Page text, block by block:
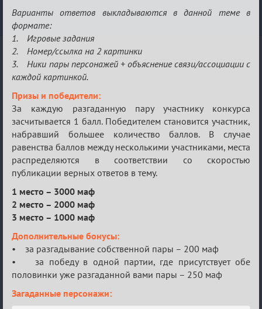
Варианты ответов выкладываются в данной теме в
формате:
1. Игровые задания
2. Номер/ссылка на 2 картинки
3. Ники пары персонажей + объяснение связи/ассоциации с
каждой картинкой.
Призы и победители:
За каждую разгаданную пару участнику конкурса
засчитывается 1 балл. Победителем становится участник,
набравший большее количество баллов. В случае
равенства баллов между несколькими участниками, места
распределяются в соответствии со скоростью
публикации верных ответов в тему.
1 место – 3000 маф
2 место – 2000 маф
3 место – 1000 маф
Дополнительные бонусы:
• за разгадывание собственной пары – 200 маф
• за победу в одной партии, где присутствует обе
половинки уже разгаданной вами пары – 250 маф
Загаданные персонажи: